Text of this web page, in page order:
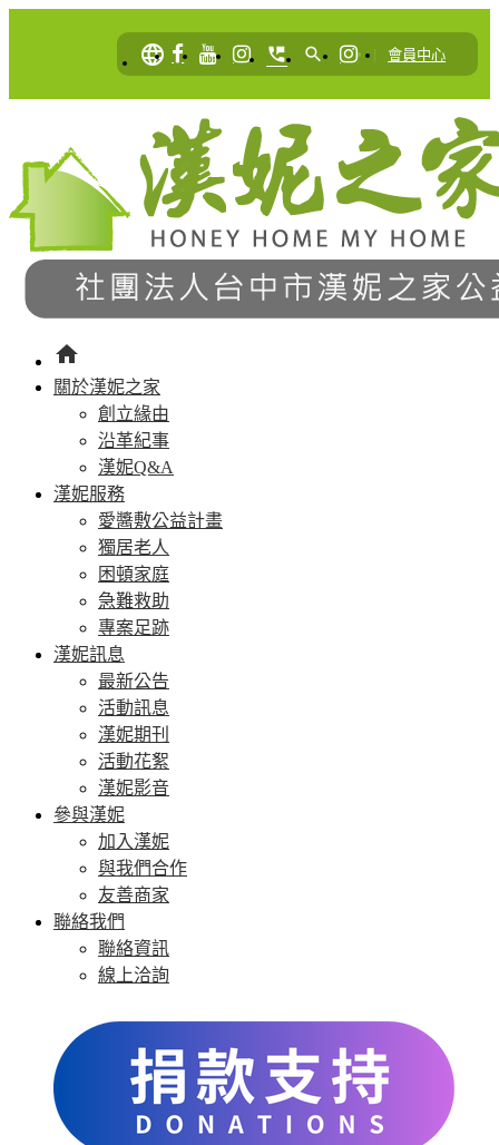
language perm_phone_msg search | 會員中心
home
關於漢妮之家
創立緣由
沿革紀事
漢妮Q&A
漢妮服務
愛醬敷公益計畫
獨居老人
困頓家庭
急難救助
專案足跡
漢妮訊息
最新公告
活動訊息
漢妮期刊
活動花絮
漢妮影音
參與漢妮
加入漢妮
與我們合作
友善商家
聯絡我們
聯絡資訊
線上洽詢